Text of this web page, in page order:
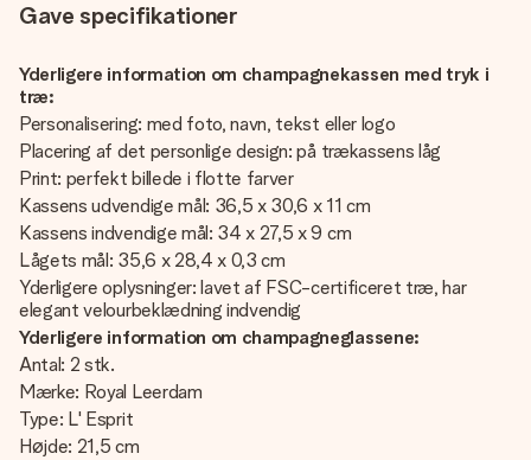
Gave specifikationer
Yderligere information om champagnekassen med tryk i
træ:
Personalisering: med foto, navn, tekst eller logo
Placering af det personlige design: på trækassens låg
Print: perfekt billede i flotte farver
Kassens udvendige mål: 36,5 x 30,6 x 11 cm
Kassens indvendige mål: 34 x 27,5 x 9 cm
Lågets mål: 35,6 x 28,4 x 0,3 cm
Yderligere oplysninger: lavet af FSC-certificeret træ, har
elegant velourbeklædning indvendig
Yderligere information om champagneglassene:
Antal: 2 stk.
Mærke: Royal Leerdam
Type: L' Esprit
Højde: 21,5 cm